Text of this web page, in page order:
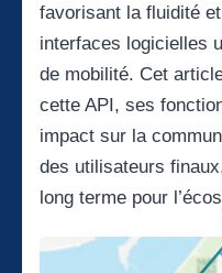
favorisant la fluidité
interfaces logicielles
de mobilité. Cet
cette API, ses
impact sur la
des utilisateurs
long terme pour